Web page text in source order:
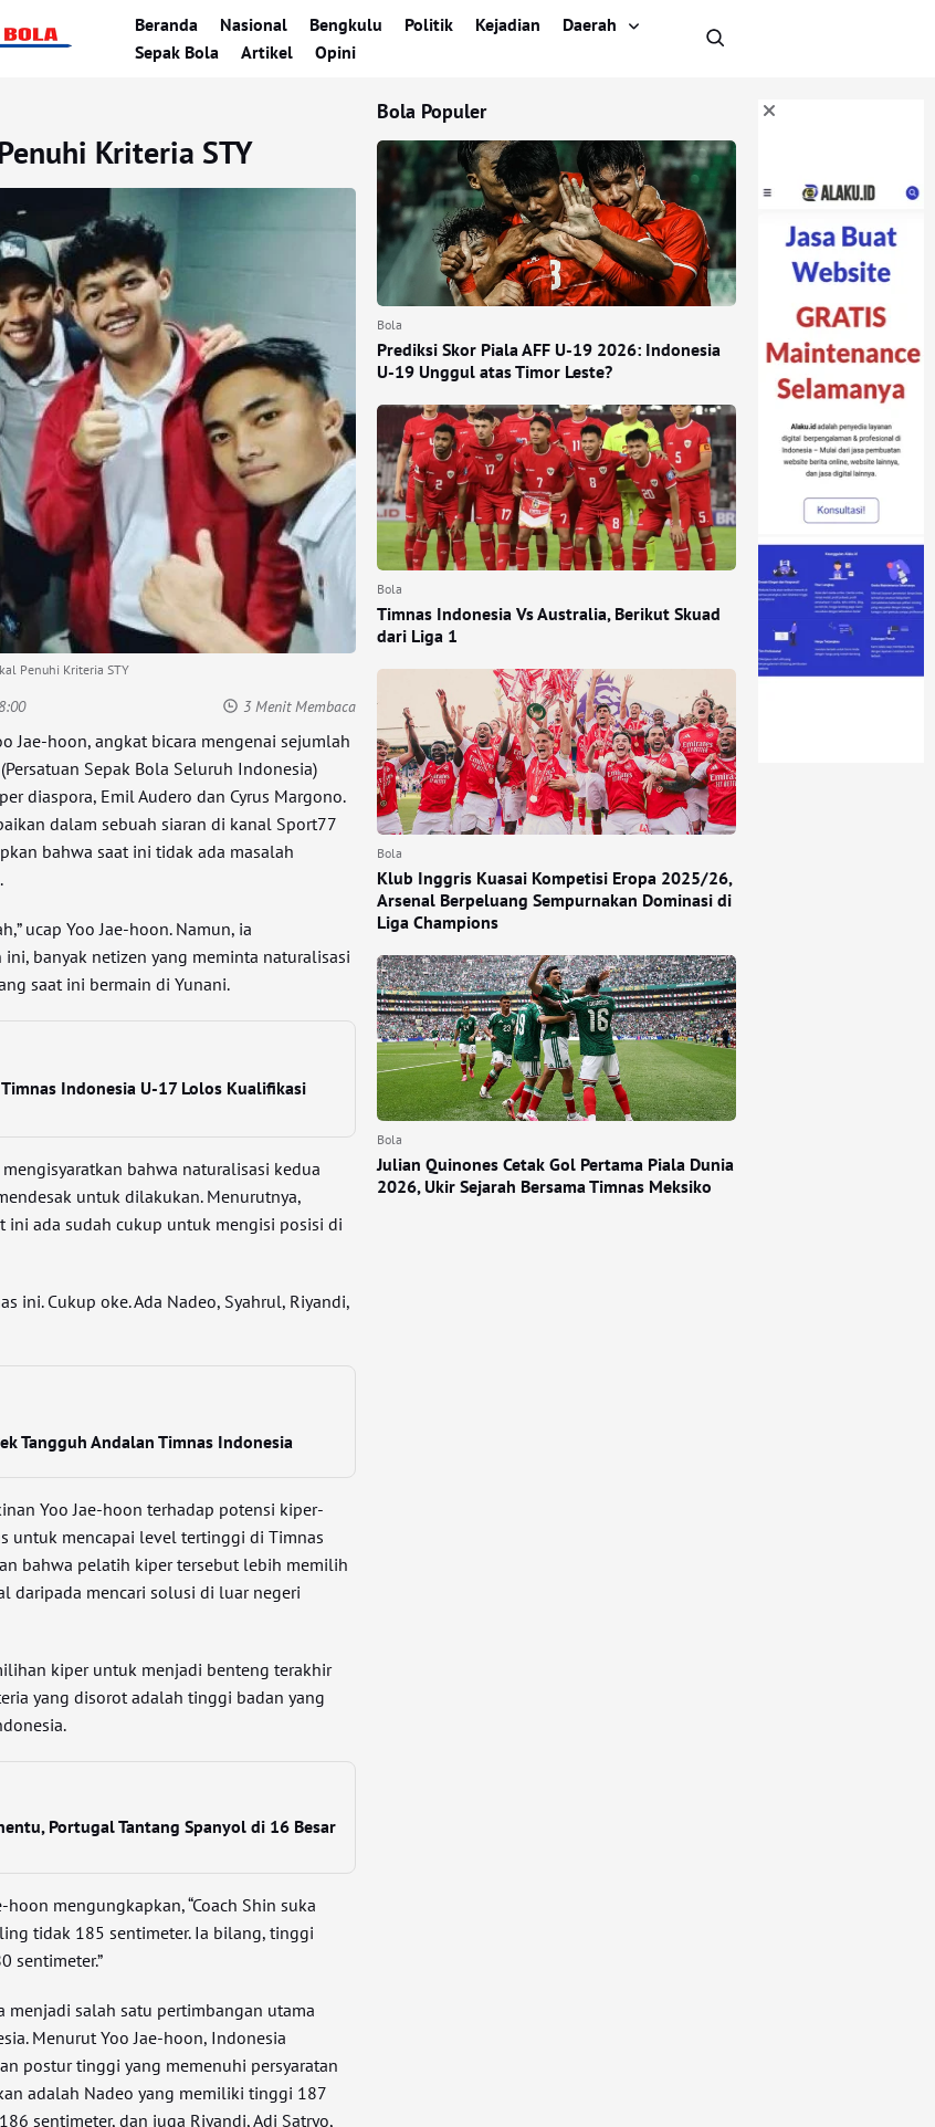
Beranda Nasional Bengkulu Politik Kejadian
Daerah
Sepak Bola
Artikel Opini
Kriteria STY
Penuhi Kriteria STY
3 Menit Membaca
Jae-hoon, angkat bicara mengenai sejumlah
Sepak Bola Seluruh Indonesia)
diaspora, Emil Audero dan Cyrus Margono.
dalam sebuah siaran di kanal Sport77
bahwa saat ini tidak ada masalah
ucap Yoo Jae-hoon. Namun, ia
banyak netizen yang meminta naturalisasi
saat ini bermain di Yunani.
Indonesia U-17 Lolos Kualifikasi
bahwa naturalisasi kedua
untuk dilakukan. Menurutnya,
ada sudah cukup untuk mengisi posisi di
ini. Cukup oke. Ada Nadeo, Syahrul, Riyandi,
Tangguh Andalan Timnas Indonesia
Yoo Jae-hoon terhadap potensi kiper-
untuk mencapai level tertinggi di Timnas
bahwa pelatih kiper tersebut lebih memilih
daripada mencari solusi di luar negeri
kiper untuk menjadi benteng terakhir
yang disorot adalah tinggi badan yang
Portugal Tantang Spanyol di 16 Besar
mengungkapkan, “Coach Shin suka
tidak 185 sentimeter. Ia bilang, tinggi
sentimeter.”
salah satu pertimbangan utama
Menurut Yoo Jae-hoon, Indonesia
postur tinggi yang memenuhi persyaratan
adalah Nadeo yang memiliki tinggi 187
sentimeter, dan juga Riyandi, Adi Satryo,
Bola Populer
Bola
Prediksi Skor Piala AFF U-19 2026: Indonesia
U-19 Unggul atas Timor Leste?
Bola
Timnas Indonesia Vs Australia, Berikut Skuad
dari Liga 1
Bola
Klub Inggris Kuasai Kompetisi Eropa 2025/26,
Arsenal Berpeluang Sempurnakan Dominasi di
Liga Champions
Bola
Julian Quinones Cetak Gol Pertama Piala Dunia
2026, Ukir Sejarah Bersama Timnas Meksiko